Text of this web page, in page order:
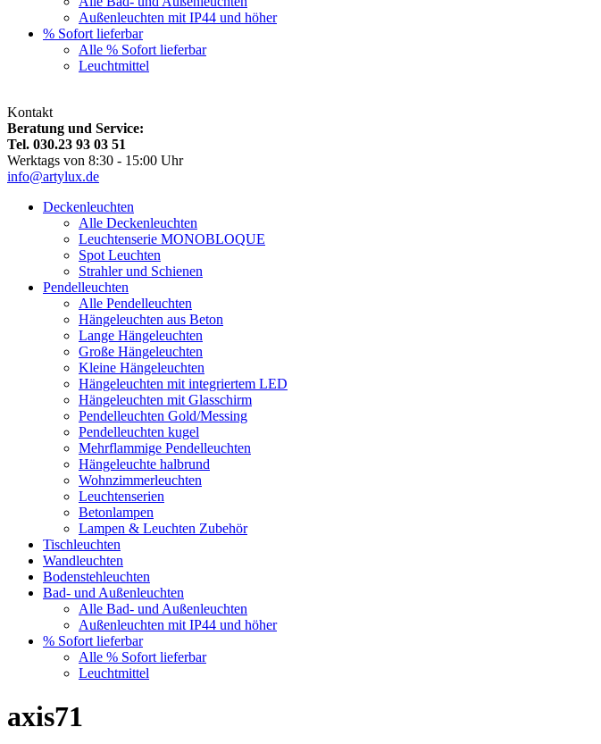
Außenleuchten mit IP44 und höher
% Sofort lieferbar
Alle % Sofort lieferbar
Leuchtmittel
Kontakt
Beratung und Service:
Tel. 030.23 93 03 51
Werktags von 8:30 - 15:00 Uhr
info@artylux.de
Deckenleuchten
Alle Deckenleuchten
Leuchtenserie MONOBLOQUE
Spot Leuchten
Strahler und Schienen
Pendelleuchten
Alle Pendelleuchten
Hängeleuchten aus Beton
Lange Hängeleuchten
Große Hängeleuchten
Kleine Hängeleuchten
Hängeleuchten mit integriertem LED
Hängeleuchten mit Glasschirm
Pendelleuchten Gold/Messing
Pendelleuchten kugel
Mehrflammige Pendelleuchten
Hängeleuchte halbrund
Wohnzimmerleuchten
Leuchtenserien
Betonlampen
Lampen & Leuchten Zubehör
Tischleuchten
Wandleuchten
Bodenstehleuchten
Bad- und Außenleuchten
Alle Bad- und Außenleuchten
Außenleuchten mit IP44 und höher
% Sofort lieferbar
Alle % Sofort lieferbar
Leuchtmittel
axis71